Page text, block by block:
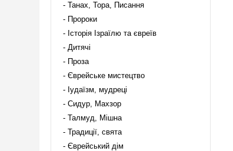
Танах, Тора, Писання
Пророки
Історія Ізраїлю та євреїв
Дитячі
Проза
Єврейське мистецтво
Іудаїзм, мудреці
Сидур, Махзор
Талмуд, Мішна
Традиції, свята
Єврейський дім